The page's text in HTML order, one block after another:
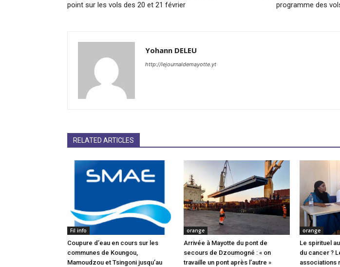
point sur les vols des 20 et 21 février
programme des
Yohann DELEU
http://lejournaldemayotte.yt
RELATED ARTICLES
Fil info
Coupure d’eau en cours sur les
communes de Koungou,
Mamoudzou et Tsingoni jusqu’au
orange
Arrivée à Mayotte du pont de
secours de Dzoumogné : « on
travaille un pont après l’autre »
orange
Le spirituel
du cancer ?
associations